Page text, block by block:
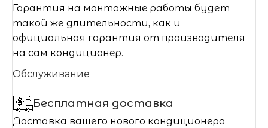
Гарантия на монтажные работы будет
такой же длительности, как и
официальная гарантия от производителя
на сам кондиционер.
Обслуживание
Бесплатная доставка
Доставка вашего нового кондиционера